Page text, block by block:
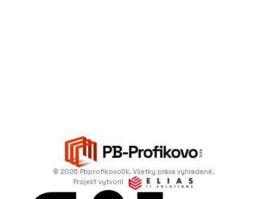
© 2026 PbprofikovoSk. Všetky práva vyhradené.
Projekt vytvoril